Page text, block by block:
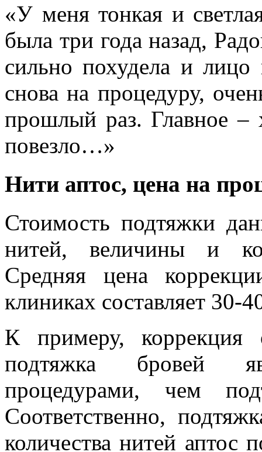
«У меня тонкая и
была три года назад,
сильно похудела и лицо
снова на процедуру,
прошлый раз. Главное
повезло…»
Нити аптос, цена на
Стоимость подтяжки
нитей, величины и
Средняя цена
клиниках составляет 30-
К примеру, коррекция
подтяжка бровей
процедурами, чем
Соответственно,
количества нитей аптос